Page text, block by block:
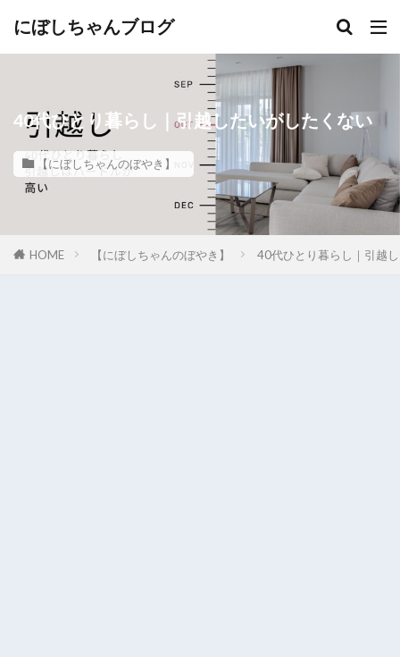
にぼしちゃんブログ
40代ひとり暮らし｜引越したいがしたくない
【にぼしちゃんのぼやき】
HOME 【にぼしちゃんのぼやき】 40代ひとり暮らし｜引越